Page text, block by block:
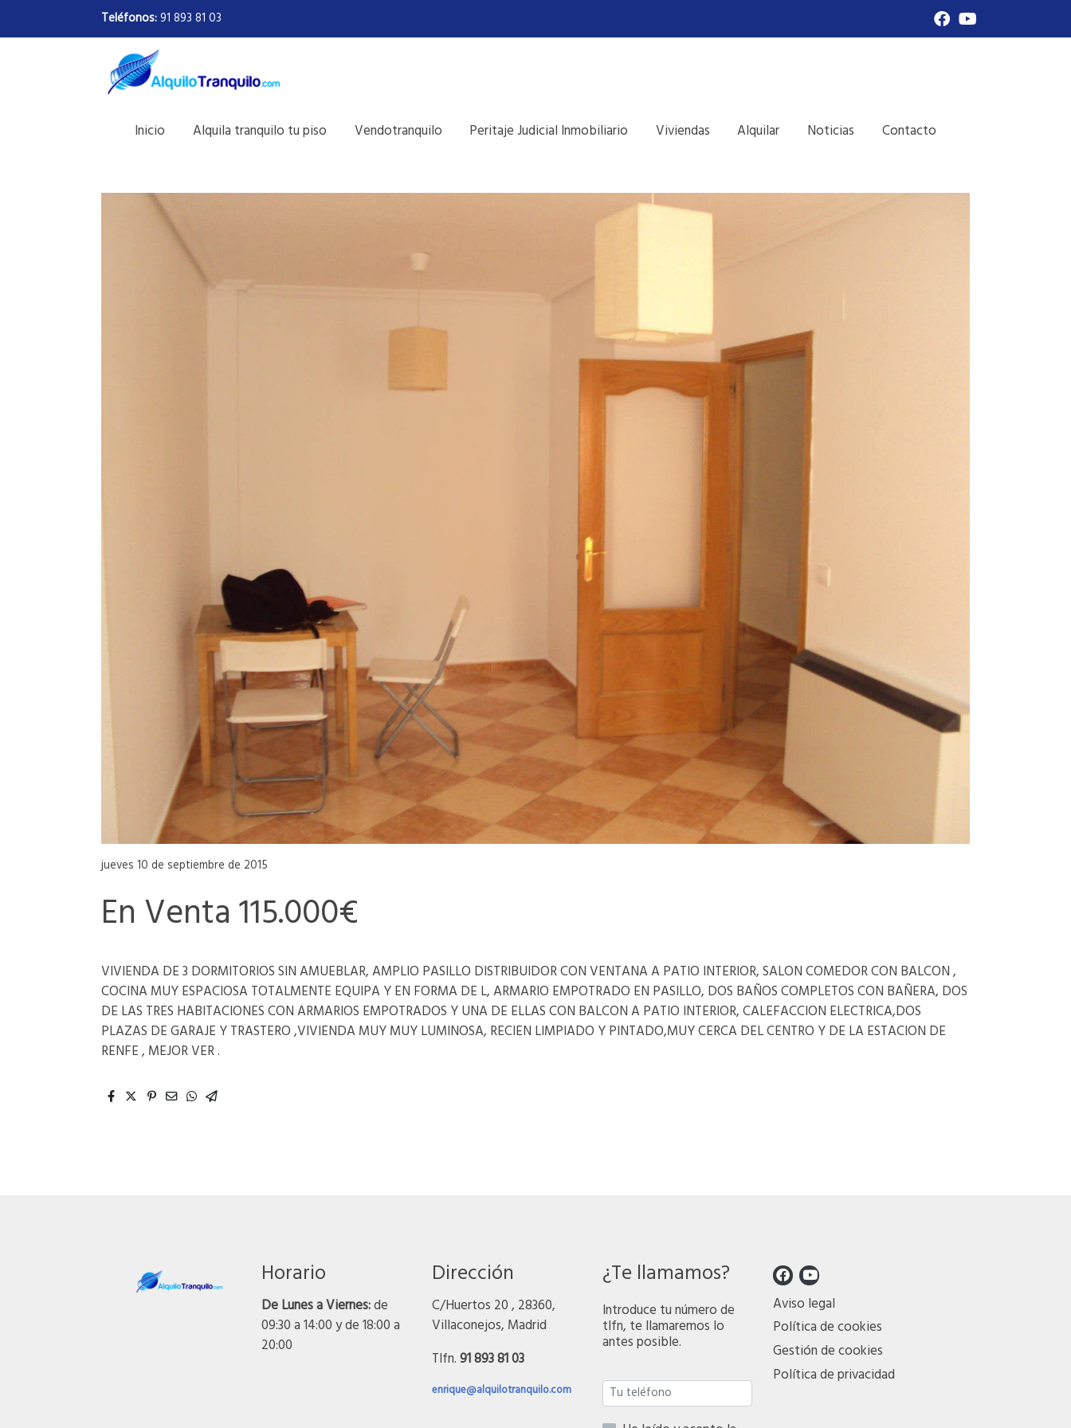
Teléfonos:91 893 81 03
Inicio Alquila tranquilo tu piso Vendotranquilo Peritaje Judicial Inmobiliario Viviendas Alquilar Noticias Contacto
jueves 10 de septiembre de 2015
En Venta 115.000€
VIVIENDA DE 3 DORMITORIOS SIN AMUEBLAR, AMPLIO PASILLO DISTRIBUIDOR CON VENTANA A PATIO INTERIOR, SALON COMEDOR CON BALCON ,
COCINA MUY ESPACIOSA TOTALMENTE EQUIPA Y EN FORMA DE L, ARMARIO EMPOTRADO EN PASILLO, DOS BAÑOS COMPLETOS CON BAÑERA, DOS
DE LAS TRES HABITACIONES CON ARMARIOS EMPOTRADOS Y UNA DE ELLAS CON BALCON A PATIO INTERIOR, CALEFACCION ELECTRICA,DOS
PLAZAS DE GARAJE Y TRASTERO ,VIVIENDA MUY MUY LUMINOSA, RECIEN LIMPIADO Y PINTADO,MUY CERCA DEL CENTRO Y DE LA ESTACION DE
RENFE , MEJOR VER .
Horario
De Lunes a Viernes:de
09:30 a 14:00 y de 18:00 a
20:00
Dirección
C/Huertos 20 , 28360,
Villaconejos, Madrid
Tlfn.91 893 81 03
enrique@alquilotranquilo.com
¿Te llamamos?
Introduce tu número de
tlfn, te llamaremos lo
antes posible.
Aviso legal
Política de cookies
Gestión de cookies
Política de privacidad